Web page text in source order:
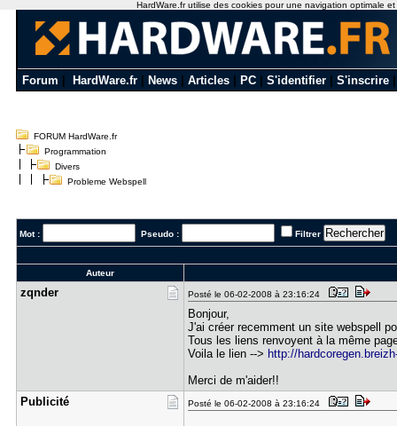
Forum HardWare.fr News Articles PC S'identifier S'inscrire
FORUM HardWare.fr
Programmation
Divers
Probleme Webspell
Mot : Pseudo : Filtrer
Auteur
zqnder Posté le 06-02-2008 à 23:16:24
Bonjour,
J'ai créer recemment un site webspell
Tous les liens renvoyent à la même
Voila le lien --> http://
Merci de m'aider!!
Publicité
Posté le 06-02-2008 à 23:16:24
HardWare.fr utilise des cookies pour une navigation optimale